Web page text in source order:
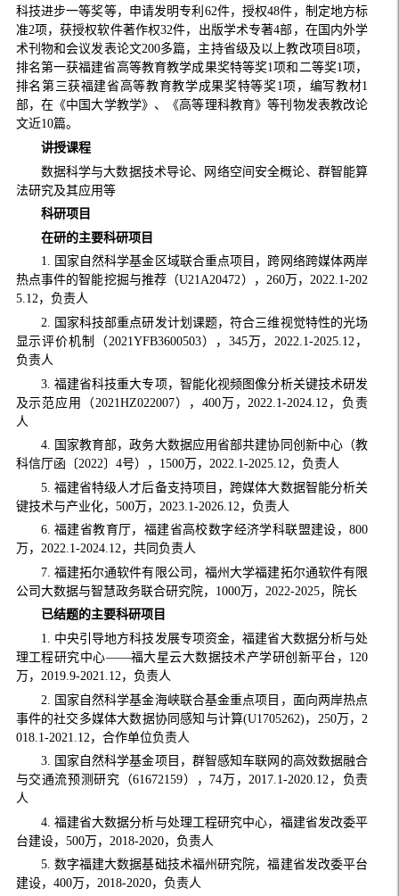
科技进步一等奖等，申请发明专利62件，授权48件，制定地方标
准2项，获授权软件著作权32件，出版学术专著4部，在国内外学
术刊物和会议发表论文200多篇，主持省级及以上教改项目8项，
排名第一获福建省高等教育教学成果奖特等奖1项和二等奖1项，
排名第三获福建省高等教育教学成果奖特等奖1项，编写教材1
部，在《中国大学教学》、《高等理科教育》等刊物发表教改论
文近10篇。
讲授课程
数据科学与大数据技术导论、网络空间安全概论、群智能算
法研究及其应用等
科研项目
在研的主要科研项目
1. 国家自然科学基金区域联合重点项目，跨网络跨媒体两岸
热点事件的智能挖掘与推荐（U21A20472），260万，2022.1-202
5.12，负责人
2. 国家科技部重点研发计划课题，符合三维视觉特性的光场
显示评价机制（2021YFB3600503），345万，2022.1-2025.12，
负责人
3. 福建省科技重大专项，智能化视频图像分析关键技术研发
及示范应用（2021HZ022007），400万，2022.1-2024.12，负责
人
4. 国家教育部，政务大数据应用省部共建协同创新中心（教
科信厅函〔2022〕4号），1500万，2022.1-2025.12，负责人
5. 福建省特级人才后备支持项目，跨媒体大数据智能分析关
键技术与产业化，500万，2023.1-2026.12，负责人
6. 福建省教育厅，福建省高校数字经济学科联盟建设，800
万，2022.1-2024.12，共同负责人
7. 福建拓尔通软件有限公司，福州大学福建拓尔通软件有限
公司大数据与智慧政务联合研究院，1000万，2022-2025，院长
已结题的主要科研项目
1. 中央引导地方科技发展专项资金，福建省大数据分析与处
理工程研究中心——福大星云大数据技术产学研创新平台，120
万，2019.9-2021.12，负责人
2. 国家自然科学基金海峡联合基金重点项目，面向两岸热点
事件的社交多媒体大数据协同感知与计算(U1705262)，250万，2
018.1-2021.12，合作单位负责人
3. 国家自然科学基金项目，群智感知车联网的高效数据融合
与交通流预测研究（61672159），74万，2017.1-2020.12，负责
人
4. 福建省大数据分析与处理工程研究中心，福建省发改委平
台建设，500万，2018-2020，负责人
5. 数字福建大数据基础技术福州研究院，福建省发改委平台
建设，400万，2018-2020，负责人